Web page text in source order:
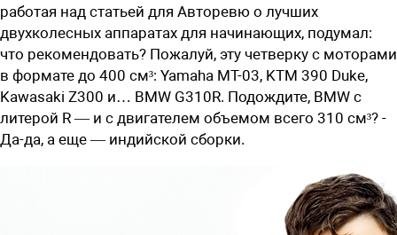
работая над статьей для Авторевю о лучших
двухколесных аппаратах для начинающих, подумал:
что рекомендовать? Пожалуй, эту четверку с моторами
в формате до 400 см³: ­Yamaha ­­MT-­03, KTM 390 Duke,
Kawasaki Z300 и… BMW G310R. Подождите, BMW с
литерой R — и с двигателем объемом всего 310 см³? ­
Да-да, а еще — индийской сборки.